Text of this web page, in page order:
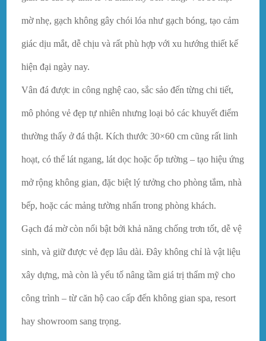
mờ nhẹ, gạch không gây chói lóa như gạch bóng, tạo cảm
giác dịu mắt, dễ chịu và rất phù hợp với xu hướng thiết kế
hiện đại ngày nay.
Vân đá được in công nghệ cao, sắc sảo đến từng chi tiết,
mô phỏng vẻ đẹp tự nhiên nhưng loại bỏ các khuyết điểm
thường thấy ở đá thật. Kích thước 30×60 cm cũng rất linh
hoạt, có thể lát ngang, lát dọc hoặc ốp tường – tạo hiệu ứng
mở rộng không gian, đặc biệt lý tưởng cho phòng tắm, nhà
bếp, hoặc các mảng tường nhấn trong phòng khách.
Gạch đá mờ còn nổi bật bởi khả năng chống trơn tốt, dễ vệ
sinh, và giữ được vẻ đẹp lâu dài. Đây không chỉ là vật liệu
xây dựng, mà còn là yếu tố nâng tầm giá trị thẩm mỹ cho
công trình – từ căn hộ cao cấp đến không gian spa, resort
hay showroom sang trọng.